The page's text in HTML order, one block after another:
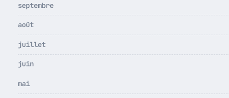
septembre
août
juillet
juin
mai